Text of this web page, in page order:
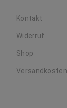
Kontakt
Widerruf
Shop
Versandkosten